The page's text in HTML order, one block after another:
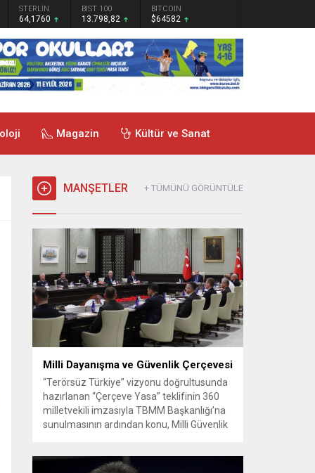
STERLİN
64,1760
BIST 100
13.798,82
BITCOIN
$64582
Magazin Kültür ve Sanat
MANŞETLER + TÜMÜNÜ GÖRÜNTÜLE
Milli Dayanışma ve Güvenlik Çerçevesi
“Terörsüz Türkiye” vizyonu doğrultusunda
hazırlanan “Çerçeve Yasa” teklifinin 360
milletvekili imzasıyla TBMM Başkanlığı’na
sunulmasının ardından konu, Milli Güvenlik
maddelik bildiri, ülke güvenliği ve bölgesel